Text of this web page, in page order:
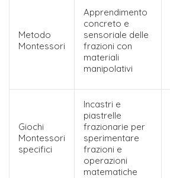
Metodo
Montessori
Apprendimento
concreto e
sensoriale delle
frazioni con
materiali
manipolativi
Giochi
Montessori
specifici
Incastri e
piastrelle
frazionarie per
sperimentare
frazioni e
operazioni
matematiche